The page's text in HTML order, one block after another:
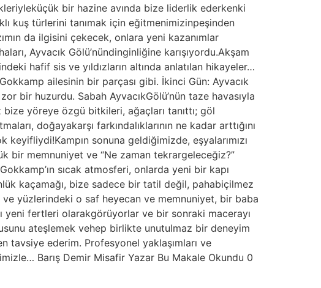
bir hazine avında bize liderlik ederkenki
kuş türlerini tanımak için eğitmenimizinpeşinden
da ilgisini çekecek, onlara yeni kazanımlar
Ayvacık Gölü’nündinginliğine karışıyordu.Akşam
hafif sis ve yıldızların altında anlatılan hikayeler…
ailesinin bir parçası gibi. İkinci Gün: Ayvacık
bir huzurdu. Sabah AyvacıkGölü’nün taze havasıyla
yöreye özgü bitkileri, ağaçları tanıttı; göl
doğayakarşı farkındalıklarının ne kadar arttığını
sonuna geldiğimizde, eşyalarımızı
bir memnuniyet ve “Ne zaman tekrargeleceğiz?”
sıcak atmosferi, onlarda yeni bir kapı
kaçamağı, bize sadece bir tatil değil, pahabiçilmez
yüzlerindeki o saf heyecan ve memnuniyet, bir baba
yeni fertleri olarakgörüyorlar ve bir sonraki macerayı
ateşlemek vehep birlikte unutulmaz bir deneyim
tavsiye ederim. Profesyonel yaklaşımları ve
Barış Demir Misafir Yazar Bu Makale Okundu 0